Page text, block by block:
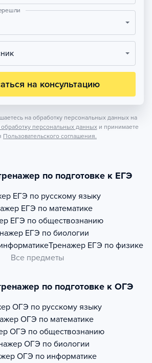
на консультацию
на обработку персональных данных на
обработку персональных данных и принимаете
Пользовательского соглашения.
по подготовке к ЕГЭ
ЕГЭ по русскому языку
ЕГЭ по математике
ЕГЭ по обществознанию
ЕГЭ по биологии
Тренажер ЕГЭ по физике
Все предметы
по подготовке к ОГЭ
ОГЭ по русскому языку
ОГЭ по математике
ОГЭ по обществознанию
ОГЭ по биологии
ОГЭ по информатике